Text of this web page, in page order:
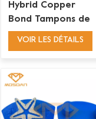
Hybrid Copper
Bond Tampons de
polissage pour
VOIR LES DÉTAILS